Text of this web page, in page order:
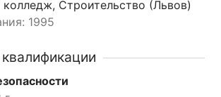
Строительство (Львов)
1995